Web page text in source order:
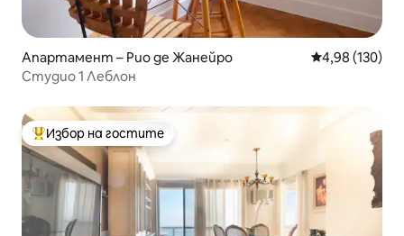
Апартамент – Рио де Жанейро Средна
4,98 (130)
Студио 1 Леблон
Най-популярен избор на гостите
Избор на гостите